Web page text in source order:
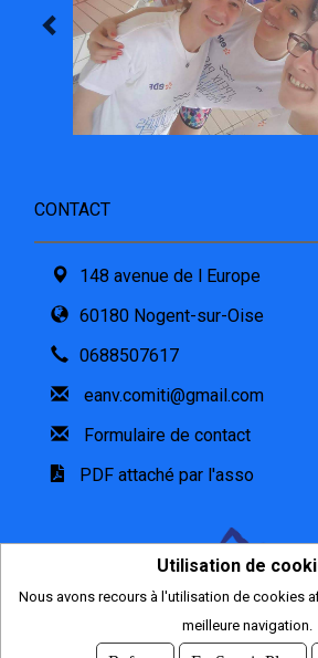
CONTACT
148 avenue de l Europe
60180 Nogent-sur-Oise
0688507617
eanv.comiti@gmail.com
Formulaire de contact
PDF attaché par l'asso
2026
© COMITI -CGVU
Utilisation de
Nous avons recours à l'utilisation de cookies
meilleure navigation.